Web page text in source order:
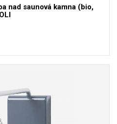
nad saunová kamna (bio,